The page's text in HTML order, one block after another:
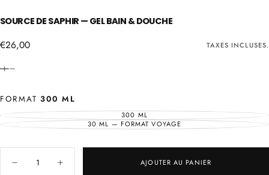
SOURCE DE SAPHIR — GEL BAIN & DOUCHE
€26,00
Prix
€26,00 TAXES INCLUSES.
FORMAT 300 ML
300 MLVARIANTE
ÉPUISÉE
OU
30 ML — FORMAT VOYAGE
VARIANTE
INDISPONIBLE
Diminuer
Augmenter
AJOUTER AU PANIER